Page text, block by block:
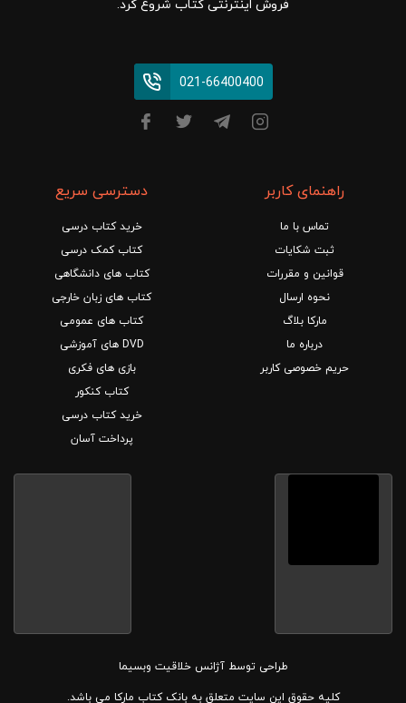
فروش اینترنتی کتاب شروع کرد.
021-66400400
راهنمای کاربر
تماس با ما
ثبت شکایات
قوانین و مقررات
نحوه ارسال
مارکا بلاگ
درباره ما
حریم خصوصی کاربر
دسترسی سریع
خرید کتاب درسی
کتاب کمک درسی
کتاب های دانشگاهی
کتاب های زبان خارجی
کتاب های عمومی
DVD های آموزشی
بازی های فکری
کتاب کنکور
خرید کتاب درسی
پرداخت آسان
طراحی توسطآژانس خلاقیت وبسیما
کلیه حقوق این سایت متعلق به بانک کتاب مارکا می باشد.